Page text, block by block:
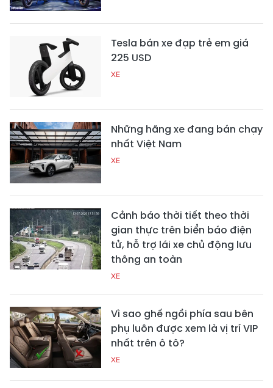
Tesla bán xe đạp trẻ em giá
225 USD
XE
Những hãng xe đang bán chạy
nhất Việt Nam
XE
Cảnh báo thời tiết theo thời
gian thực trên biển báo điện
tử, hỗ trợ lái xe chủ động lưu
thông an toàn
XE
Vì sao ghế ngồi phía sau bên
phụ luôn được xem là vị trí VIP
nhất trên ô tô?
XE